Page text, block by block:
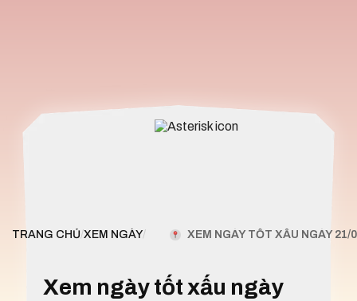
TRANG CHỦ/XEM NGÀY/ XEM NGÀY TỐT XẤU NGÀY 21/
Xem ngày tốt xấu ngày